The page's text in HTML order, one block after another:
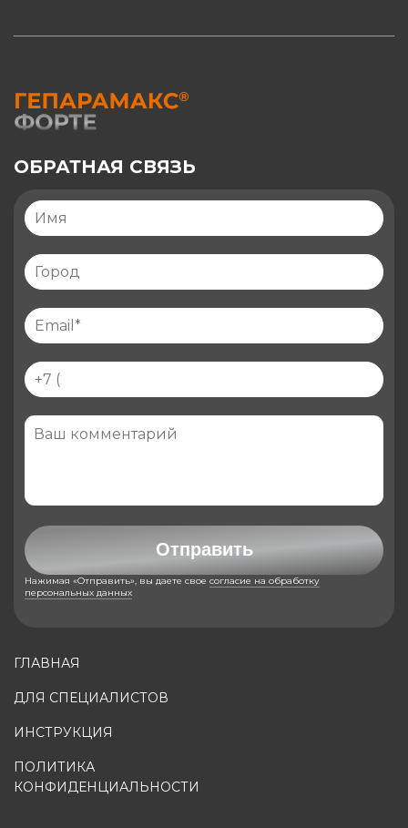
ГЛАВНАЯ
ДЛЯ СПЕЦИАЛИСТОВ
ИНСТРУКЦИЯ
ПОЛИТИКА
КОНФИДЕНЦИАЛЬНОСТИ
ОБРАТНАЯ СВЯЗЬ
Отправить
Нажимая «Отправить», вы даете свое согласие на обработку
персональных данных